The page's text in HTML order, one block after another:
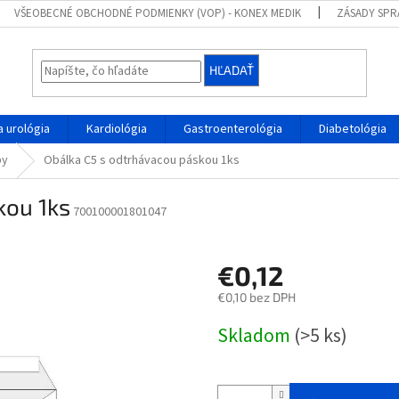
VŠEOBECNÉ OBCHODNÉ PODMIENKY (VOP) - KONEX MEDIK ZÁSADY
HĽADAŤ
urológia Kardiológia Gastroenterológia Diabetológia
Obálka C5 s odtrhávacou páskou 1ks
1ks 700100001801047
€0,12
€0,10 bez DPH
cena:
Skladom (>5 ks)